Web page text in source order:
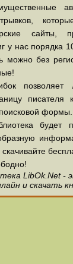
сайты,
у нас порядка
можно без
позволяет
формы.
будет
LibOk.Net -
и скачать